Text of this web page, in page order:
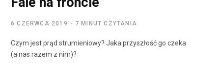
6 CZERWCA 2019 7 MINUT CZYTANIA
Czym jest prąd strumieniowy? Jaka przyszłość go czeka
(a nas razem z nim)?